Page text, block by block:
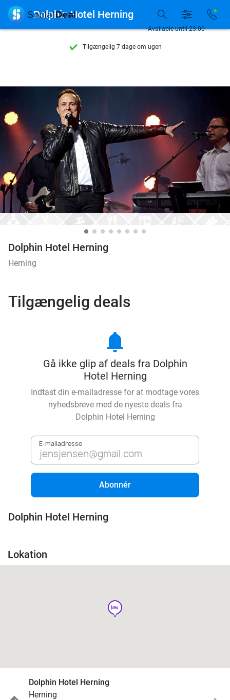
Se flere end 15.000 deals
Tilgængelig 7 dage om ugen
9,4 baseret på205.983 anmeldelser
Tilgængelig 7 dage om ugen
10+ millioner medlemmer
Available until 23:00
 Dolphin Hotel Herning
Dolphin Hotel Herning
Herning
Tilgængelig deals
notifications
Gå ikke glip af deals fra Dolphin
Hotel Herning
Indtast din e-mailadresse for at modtage vores
nyhedsbreve med de nyeste deals fra
Dolphin Hotel Herning
E-mailadresse
Abonnér
Dolphin Hotel Herning
Lokation
hotel
Dolphin Hotel Herning
Herning